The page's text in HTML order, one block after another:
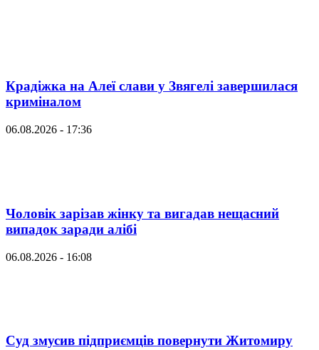
Крадіжка на Алеї слави у Звягелі завершилася
криміналом
06.08.2026 - 17:36
Чоловік зарізав жінку та вигадав нещасний
випадок заради алібі
06.08.2026 - 16:08
Суд змусив підприємців повернути Житомиру